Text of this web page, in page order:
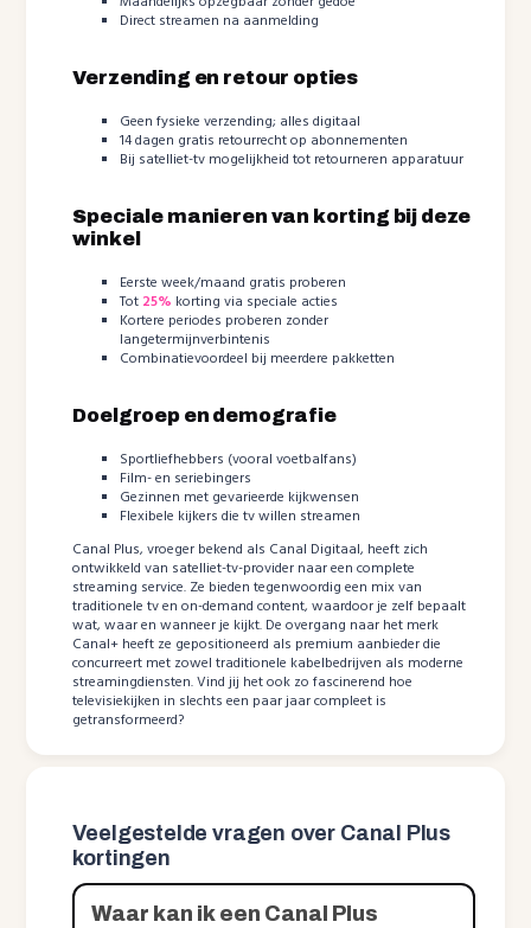
Direct streamen na aanmelding
Verzending en retour opties
Geen fysieke verzending; alles digitaal
14 dagen gratis retourrecht op abonnementen
Bij satelliet-tv mogelijkheid tot retourneren apparatuur
Speciale manieren van korting bij deze
winkel
Eerste week/maand gratis proberen
Tot 25% korting via speciale acties
Kortere periodes proberen zonder
langetermijnverbintenis
Combinatievoordeel bij meerdere pakketten
Doelgroep en demografie
Sportliefhebbers (vooral voetbalfans)
Film- en seriebingers
Gezinnen met gevarieerde kijkwensen
Flexibele kijkers die tv willen streamen
Canal Plus, vroeger bekend als Canal Digitaal, heeft zich
ontwikkeld van satelliet-tv-provider naar een complete
streaming service. Ze bieden tegenwoordig een mix van
traditionele tv en on-demand content, waardoor je zelf bepaalt
wat, waar en wanneer je kijkt. De overgang naar het merk
Canal+ heeft ze gepositioneerd als premium aanbieder die
concurreert met zowel traditionele kabelbedrijven als moderne
streamingdiensten. Vind jij het ook zo fascinerend hoe
televisiekijken in slechts een paar jaar compleet is
getransformeerd?
Veelgestelde vragen over Canal Plus
kortingen
Waar kan ik een Canal Plus